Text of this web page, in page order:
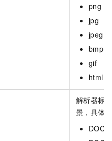
png
jpg
jpeg
bmp
gif
html
解析器标
景，具体